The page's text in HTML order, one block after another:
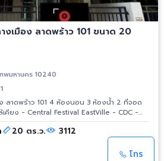
งเมือง ลาดพร้าว 101 ขนาด 20
พมหานคร 10240
ลาดพร้าว 101 4 ห้องนอน 3 ห้องน้ำ 2 ที่จอด
า - The mall บางกะปิ - รร.ทรงวิทย์ศึกษา -
รพ.เกษมราษฎร์ รามคำแหง - รพ.รามคำแหง 2
20 ตร.ว. 3112
โทร